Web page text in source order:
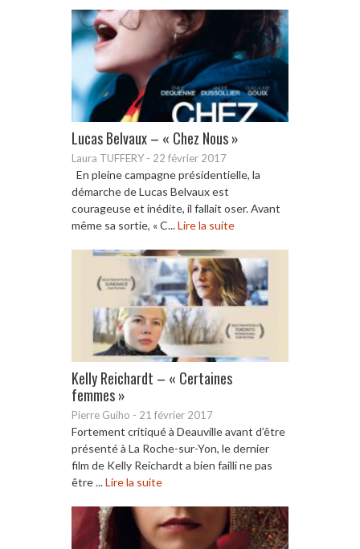
Lucas Belvaux – « Chez Nous »
Laura TUFFERY - 22 février 2017
En pleine campagne présidentielle, la
démarche de Lucas Belvaux est
courageuse et inédite, il fallait oser. Avant
même sa sortie, « C...Lire la suite
Kelly Reichardt – « Certaines
femmes »
Pierre Guiho - 21 février 2017
Fortement critiqué à Deauville avant d’être
présenté à La Roche-sur-Yon, le dernier
film de Kelly Reichardt a bien failli ne pas
être ...Lire la suite